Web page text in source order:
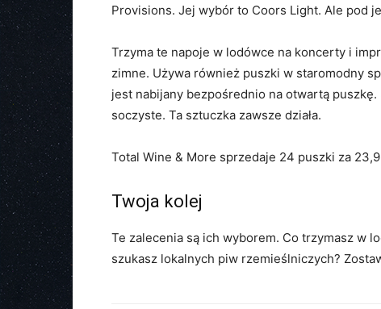
Provisions. Jej wybór to Coors Light. Ale pod
Trzyma te napoje w lodówce na koncerty i
zimne. Używa również puszki w staromodny
jest nabijany bezpośrednio na otwartą
soczyste. Ta sztuczka zawsze działa.
Total Wine & More sprzedaje 24 puszki za
Twoja kolej
Te zalecenia są ich wyborem. Co trzymasz w
szukasz lokalnych piw rzemieślniczych?